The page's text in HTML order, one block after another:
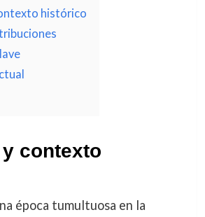
histórico
contexto
época tumultuosa en la